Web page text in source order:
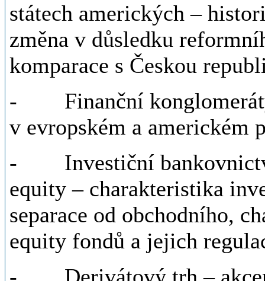
státech amerických –
změna v důsledku
komparace s Českou
- Finanční konglomeráty
v evropském a americkém
- Investiční
equity – charakteristika
separace od obchodního,
equity fondů a jejich